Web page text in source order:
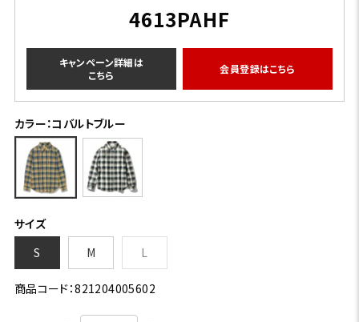
4613PAHF
キャンペーン詳細は
こちら
会員登録はこちら
カラー：コバルトブルー
サイズ
S
M L
商品コード：821204005602